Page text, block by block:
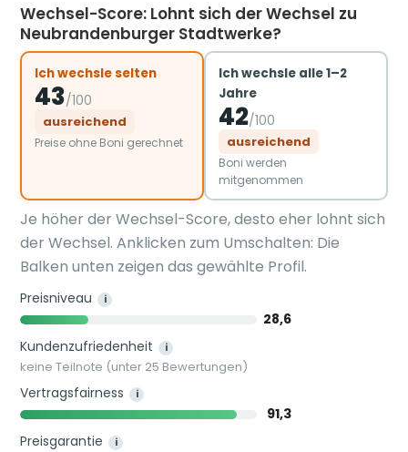
Wechsel-Score: Lohnt sich der Wechsel zu
Neubrandenburger Stadtwerke?
Ich wechsle selten
43/100
ausreichend
Preise ohne Boni gerechnet
Ich wechsle alle 1–2
Jahre
42/100
ausreichend
Boni werden
mitgenommen
Je höher der Wechsel-Score, desto eher lohnt sich
der Wechsel. Anklicken zum Umschalten: Die
Balken unten zeigen das gewählte Profil.
Preisniveau i
28,6
Kundenzufriedenheit
i
keine Teilnote (unter 25 Bewertungen)
Vertragsfairness i
91,3
Preisgarantie
i